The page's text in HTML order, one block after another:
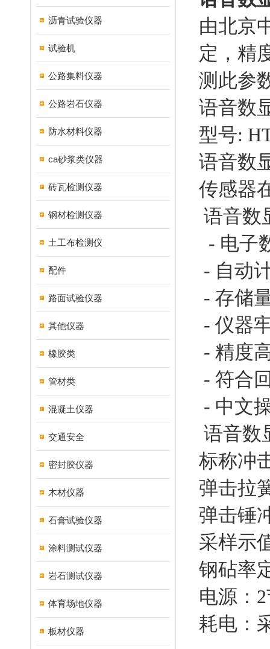
沥青试验仪器
试验机
公路集料仪器
公路岩石仪器
防水材料仪器
ca砂浆类仪器
砖瓦检测仪器
钢材检测仪器
土工布检测仪
配件
路面试验仪器
其他仪器
橡胶类
管材类
混凝土仪器
交通安全
密封胶仪器
木材仪器
石膏试验仪器
涂料测试仪器
岩石测试仪器
体育场地仪器
板材仪器
由北京
定，精
测此参
语音数
型号:
语音数
传感器
语音数
- 电子
- 自动
- 存储
- 仪器
- 精度
- 符合
- 中文
语音数
标称冲
弹击拉
弹击锤
采样示
钢砧率
电源：
耗电：